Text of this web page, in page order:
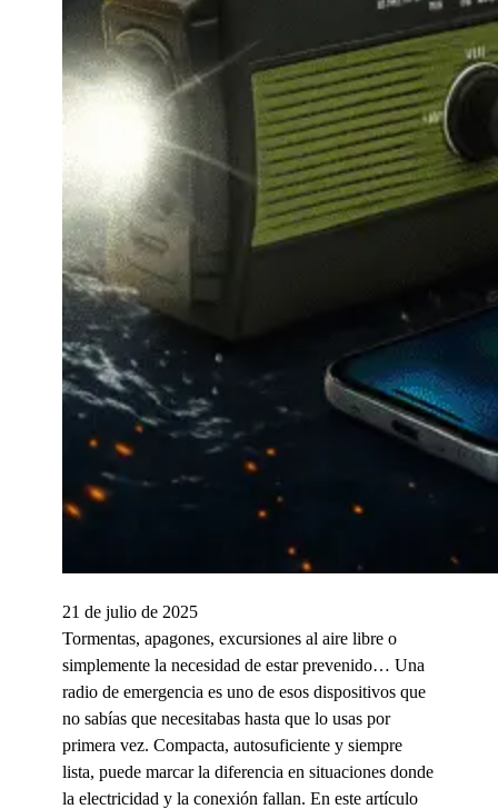
21 de julio de 2025
Tormentas, apagones, excursiones al aire libre o
simplemente la necesidad de estar prevenido… Una
radio de emergencia es uno de esos dispositivos que
no sabías que necesitabas hasta que lo usas por
primera vez. Compacta, autosuficiente y siempre
lista, puede marcar la diferencia en situaciones donde
la electricidad y la conexión fallan. En este artículo